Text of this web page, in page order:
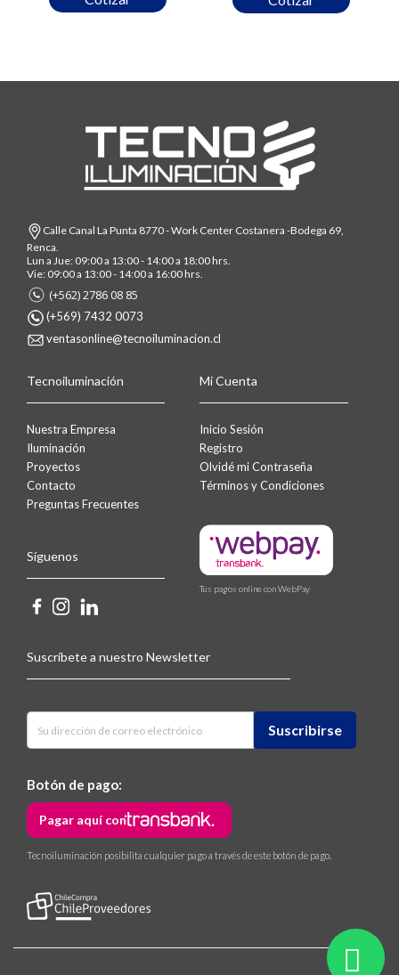
Calle Canal La Punta 8770 - Work Center Costanera -Bodega 69,
Renca.
Lun a Jue: 09:00 a 13:00 - 14:00 a 18:00 hrs.
Vie: 09:00 a 13:00 - 14:00 a 16:00 hrs.
(+562) 2786 08 85
(+569) 7432 0073
ventasonline@tecnoiluminacion.cl
Tecnoiluminación
Nuestra Empresa
Iluminación
Proyectos
Contacto
Preguntas Frecuentes
Síguenos
Mi Cuenta
Inicio Sesión
Registro
Olvidé mi Contraseña
Términos y Condiciones
Tus pagos online con WebPay
Suscríbete a nuestro Newsletter
Botón de pago:
Pagar aquí con
Tecnoiluminación posibilita cualquier pago a través de este botón de pago.